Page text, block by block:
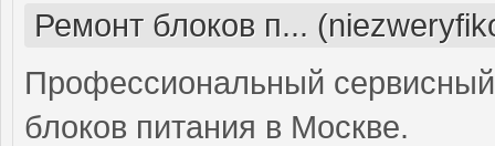
Ремонт блоков п...
Профессиональный
блоков питания в Москве.